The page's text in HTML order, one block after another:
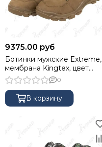
9375.00 руб
Ботинки мужские Extreme,
мембрана Kingtex, цвет
Coyote Brown, 44 NISUS
0
В корзину